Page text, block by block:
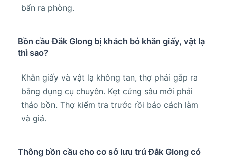
bẩn ra phòng.
Bồn cầu Đắk Glong bị khách bỏ khăn giấy, vật lạ
thì sao?
Khăn giấy và vật lạ không tan, thợ phải gắp ra
bằng dụng cụ chuyên. Kẹt cứng sâu mới phải
tháo bồn. Thợ kiểm tra trước rồi báo cách làm
và giá.
Thông bồn cầu cho cơ sở lưu trú Đắk Glong có